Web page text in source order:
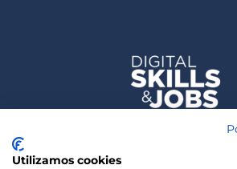
Utilizamos cookies